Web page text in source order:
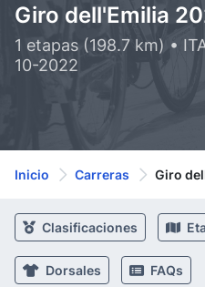
Giro dell'Emilia
1 etapas (198.7 km) •
10-2022
Inicio Carreras Giro
Clasificaciones
Dorsales FAQs